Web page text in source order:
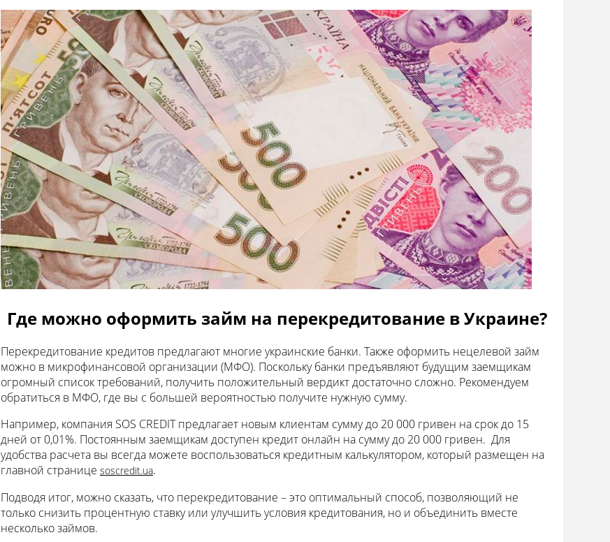
Где можно оформить займ на перекредитование в Украине?
Перекредитование кредитов предлагают многие украинские банки. Также оформить нецелевой займ
можно в микрофинансовой организации (МФО). Поскольку банки предъявляют будущим заемщикам
огромный список требований, получить положительный вердикт достаточно сложно. Рекомендуем
обратиться в МФО, где вы с большей вероятностью получите нужную сумму.
Например, компания SOS CREDIT предлагает новым клиентам сумму до 20 000 гривен на срок до 15
дней от 0,01%. Постоянным заемщикам доступен кредит онлайн на сумму до 20 000 гривен. Для
удобства расчета вы всегда можете воспользоваться кредитным калькулятором, который размещен на
главной странице soscredit.ua.
Подводя итог, можно сказать, что перекредитование – это оптимальный способ, позволяющий не
только снизить процентную ставку или улучшить условия кредитования, но и объединить вместе
несколько займов.